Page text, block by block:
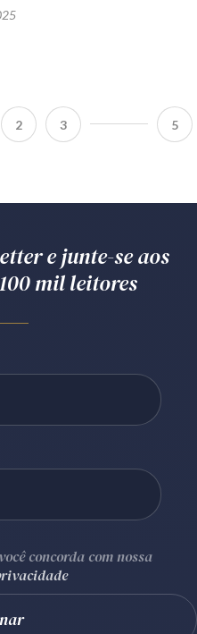
2 3 5
e junte-se aos
mil leitores
concorda com nossa